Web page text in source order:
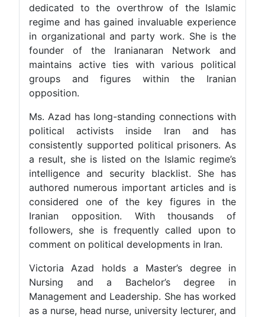
dedicated to the overthrow of the Islamic
regime and has gained invaluable experience
in organizational and party work. She is the
founder of the Iranianaran Network and
maintains active ties with various political
groups and figures within the Iranian
opposition.
Ms. Azad has long-standing connections with
political activists inside Iran and has
consistently supported political prisoners. As
a result, she is listed on the Islamic regime’s
intelligence and security blacklist. She has
authored numerous important articles and is
considered one of the key figures in the
Iranian opposition. With thousands of
followers, she is frequently called upon to
comment on political developments in Iran.
Victoria Azad holds a Master’s degree in
Nursing and a Bachelor’s degree in
Management and Leadership. She has worked
as a nurse, head nurse, university lecturer, and